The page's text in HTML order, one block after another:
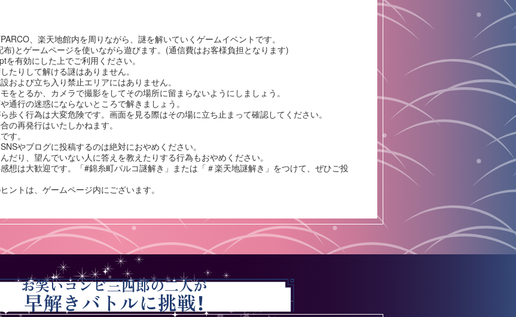
、楽天地館内を周りながら、謎を解いていくゲームイベントです。
)とゲームページを使いながら遊びます。(通信費はお客様負担となります)
を有効にした上でご利用ください。
たりして解ける謎はありません。
および立ち入り禁止エリアにはありません。
をとるか、カメラで撮影をしてその場所に留まらないようにしましょう。
通行の迷惑にならないところで解きましょう。
歩く行為は大変危険です。画面を見る際はその場に立ち止まって確認してください。
の再発行はいたしかねます。
す。
やブログに投稿するのは絶対におやめください。
だり、望んでいない人に答えを教えたりする行為もおやめください。
想は大歓迎です。「#錦糸町パルコ謎解き」または「＃楽天地謎解き」をつけて、ぜひご投
ントは、ゲームページ内にございます。
お笑いコンビ三四郎の二人が
早解きバトルに挑戦！